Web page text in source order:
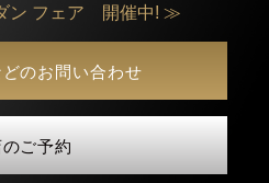
ン フェア 開催中! ≫
のお問い合わせ
ご予約